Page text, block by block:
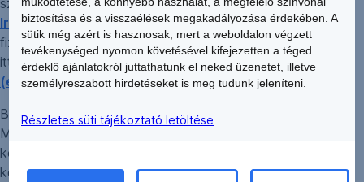
szakembereitől is.Pénzügyi Navigátor Tanácsadói
Irodahálózat (erstebank.hu). A Magyar Nemzeti Bank
fizetési nehézség esetére vonatkozó tájékoztató anyagait
itt érheti el:Fogyasztóvédelmi tájékoztatások
(erstebank.hu)
Bankunk minden esetben igyekszik a jogszabályok, a
Magatartási Kódex, a felügyeleti ajánlások, illetve a
kölcsönös együttműködés elve alapján eljárni a
követeléskezelés során, amennyiben ennek ellenére jogait
biztosítása és a visszaélések megakadályozása érdekében. A
sütik még azért is hasznosak, mert a weboldalon végzett
tevékenységed nyomon követésével kifejezetten a téged
érdeklő ajánlatokról juttathatunk el neked üzenetet, illetve
személyreszabott hirdetéseket is meg tudunk jeleníteni.
Részletes süti tájékoztató letöltése